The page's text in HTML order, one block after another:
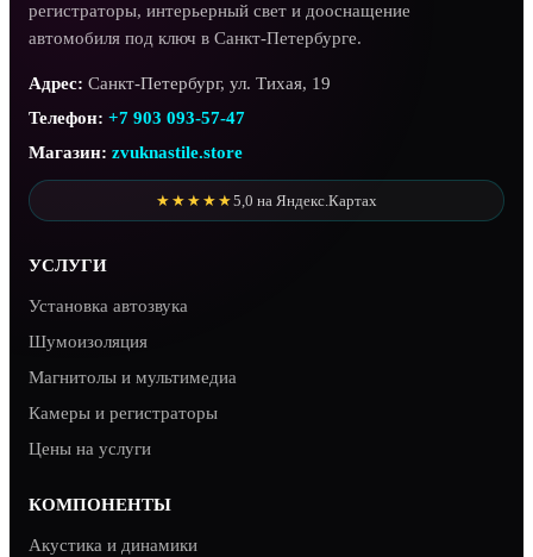
регистраторы, интерьерный свет и дооснащение
автомобиля под ключ в Санкт-Петербурге.
Адрес: Санкт-Петербург, ул. Тихая, 19
Телефон: +7 903 093-57-47
Магазин: zvuknastile.store
★★★★★5,0 на Яндекс.Картах
УСЛУГИ
Установка автозвука
Шумоизоляция
Магнитолы и мультимедиа
Камеры и регистраторы
Цены на услуги
КОМПОНЕНТЫ
Акустика и динамики